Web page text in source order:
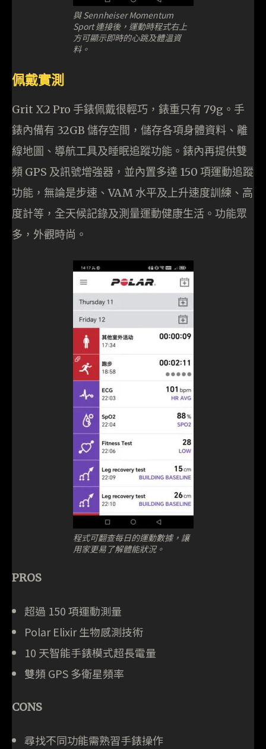
與 Sennheiser Momentum
Sport 連接後，運動時程式右上
方可顯示即時的心跳及體溫資
料。
佩戴實測
Grit X2 Pro 手錶佩戴很輕巧，錶重只有 79g。手
錶內備有 32GB 儲存空間，儲存各項身體資料、離
線地圖、導航工具及睡眠追蹤功能。錶內再提供雙
頻 GPS 及訊號增強器，並內置多達 150 項運動追蹤
功能，無論是步速、VAM 水平及上升速度訓練、高
度計等，全天候記錄及測量運動健康生活。功能眾
多，外觀時尚。
程式可翻查每日的運動數據，讓
用家更易了解體能狀況。
PROS
超過 150 項運動測量
Polar Elixir 生物感測技術
10 天智能手錶模式超長電量
雙頻 GPS 多衛星頻率
CONS
尋找不同功能需熟習手錶操作